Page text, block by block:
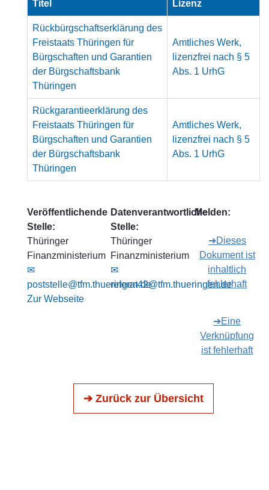
Titel Lizenz
Rückbürgschaftserklärung des
Freistaats Thüringen für
Bürgschaften und Garantien
der Bürgschaftsbank
Thüringen
Amtliches Werk,
lizenzfrei nach § 5
Abs. 1 UrhG
Rückgarantieerklärung des
Freistaats Thüringen für
Bürgschaften und Garantien
der Bürgschaftsbank
Thüringen
Amtliches Werk,
lizenzfrei nach § 5
Abs. 1 UrhG
Veröffentlichende
Stelle:
Thüringer
Finanzministerium
✉
poststelle@tfm.thueringen.de
Zur Webseite
Datenverantwortliche
Stelle:
Thüringer
Finanzministerium
✉
referat42@tfm.thueringen.de
Melden:
➔Dieses
Dokument ist
inhaltlich
fehlerhaft
➔Eine
Verknüpfung
ist fehlerhaft
➔ Zurück zur Übersicht